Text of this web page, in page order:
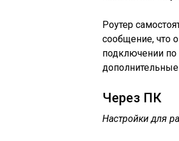
Роутер
сообщение, что
подключении по
Через ПК
Настройки для